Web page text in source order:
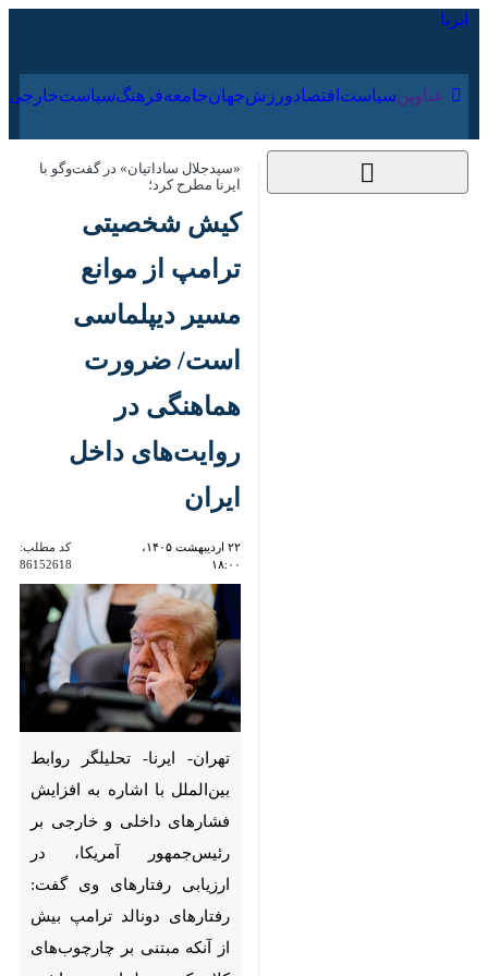
عناوین‌ سیاست اقتصاد ورزش جهان جامعه فرهنگ
«سیدجلال ساداتیان» در گفت‌وگو با ایرنا
مطرح کرد؛
کیش شخصیتی ترامپ
از موانع مسیر
دیپلماسی است/
ضرورت هماهنگی در
روایت‌های داخل ایران
۲۲ اردیبهشت ۱۴۰۵،
۱۸:۰۰
86152618
تهران- ایرنا- تحلیلگر روابط
بین‌الملل با اشاره به افزایش
فشارهای داخلی و خارجی بر
رئیس‌جمهور آمریکا، در ارزیابی
رفتارهای وی گفت: رفتارهای دونالد
ترامپ بیش از آنکه مبتنی بر
چارچوب‌های کلاسیک دیپلماسی
باشد، متاثر از ویژگی‌های
شخصیتی و رویکرد «دیپلماسی
قدرت» است؛ موضوعی که در کنار